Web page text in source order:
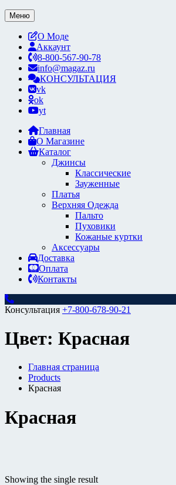
Меню
О Моде
Аккаунт
8-800-567-90-78
info@magaz.ru
КОНСУЛЬТАЦИЯ
vk
ok
yt
Главная
О Магазине
Каталог
Джинсы
Классические
Зауженные
Платья
Верхняя Одежда
Пальто
Пуховики
Кожаные куртки
Аксессуары
Доставка
Оплата
Контакты
Консультация +7-800-678-90-21
Цвет: Красная
Главная страница
Products
Красная
Красная
Showing the single result